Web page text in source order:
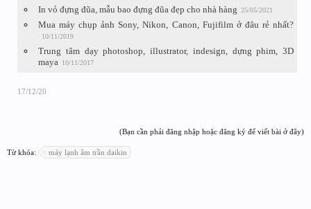
In vỏ đựng đũa, mẫu bao đựng đũa đẹp cho nhà hàng 25/05/2021
Mua máy chụp ảnh Sony, Nikon, Canon, Fujifilm ở đâu rẻ nhất?
10/11/2019
Trung tâm dạy photoshop, illustrator, indesign, dựng phim, 3D
maya
10/11/2017
17/12/20
(Bạn cần phải đăng nhập hoặc đăng ký để viết bài ở đây)
Từ khóa: máy lạnh âm trần daikin